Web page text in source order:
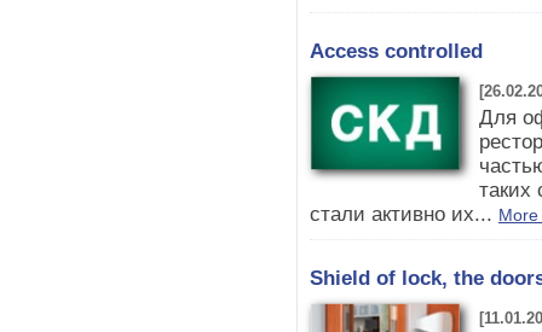
Access controlled
Для
таких
стали активно их...
Shield of lock, the